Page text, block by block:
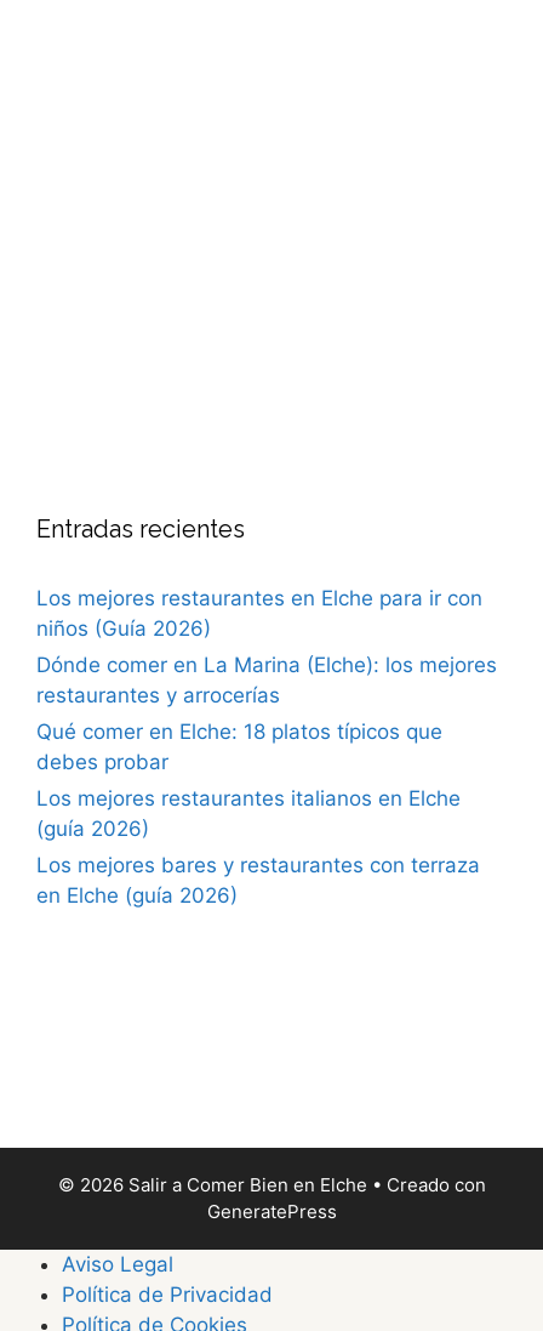
Entradas recientes
Los mejores restaurantes en Elche para ir con
niños (Guía 2026)
Dónde comer en La Marina (Elche): los mejores
restaurantes y arrocerías
Qué comer en Elche: 18 platos típicos que
debes probar
Los mejores restaurantes italianos en Elche
(guía 2026)
Los mejores bares y restaurantes con terraza
en Elche (guía 2026)
© 2026 Salir a Comer Bien en Elche • Creado con
GeneratePress
Aviso Legal
Política de Privacidad
Política de Cookies